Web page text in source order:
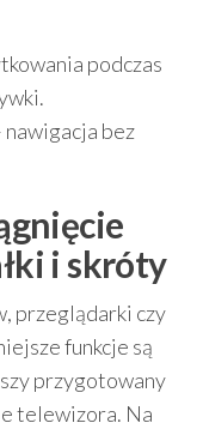
podczas
nawigacja bez
i skróty
przeglądarki czy
funkcje są
przygotowany
telewizora. Na